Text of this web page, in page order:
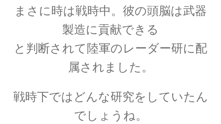
20世紀生まれの
物理学者の纏め
起電力を法則化】
まさに時は戦時中。 彼の頭脳は武器
製造に貢献できる
と判断されて陸軍のレーダー研に配
属されました。
戦時下ではどんな研究をしていたん
でしょうね。